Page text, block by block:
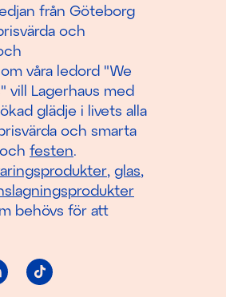
från Göteborg
och
våra ledord "We
vill Lagerhaus med
glädje i livets alla
och smarta
och festen.
, glas,
behövs för att